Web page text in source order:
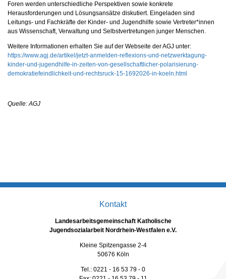
Foren werden unterschiedliche Perspektiven sowie konkrete
Herausforderungen und Lösungsansätze diskutiert. Eingeladen sind
Leitungs- und Fachkräfte der Kinder- und Jugendhilfe sowie Vertreter*innen
aus Wissenschaft, Verwaltung und Selbstvertretungen junger Menschen.
Weitere Informationen erhalten Sie auf der Webseite der AGJ unter:
https://www.agj.de/artikel/jetzt-anmelden-reflexions-und-netzwerktagung-
kinder-und-jugendhilfe-in-zeiten-von-gesellschaftlicher-polarisierung-
demokratiefeindlichkeit-und-rechtsruck-15-1692026-in-koeln.html
Quelle: AGJ
Kontakt
Landesarbeitsgemeinschaft Katholische
Jugendsozialarbeit Nordrhein-Westfalen e.V.
Kleine Spitzengasse 2-4
50676 Köln
Tel.: 0221 - 16 53 79 - 0